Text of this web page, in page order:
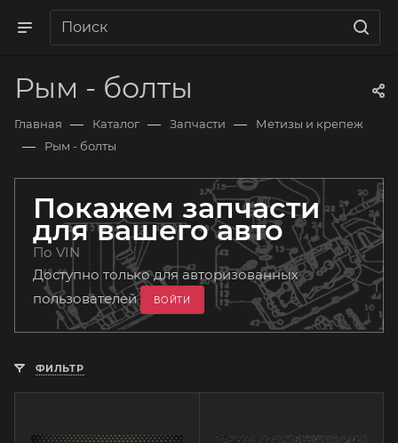
Рым - болты
Главная — Каталог — Запчасти — Метизы и крепеж
— Рым - болты
Покажем запчасти
для вашего авто
По VIN
Доступно только для авторизованных
пользователей
ВОЙТИ
ФИЛЬТР